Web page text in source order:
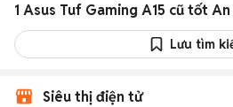
1 Asus Tuf Gaming A15 cũ tốt
Lưu tìm
Siêu thị điện tử